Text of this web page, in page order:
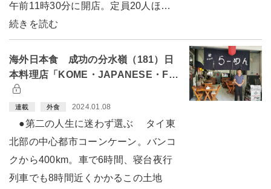
午前11時30分に開店。定員20人ほ…
続きを読む
海外日本食 成功の分水嶺（181）日
本料理店「KOME・JAPANESE・F…
連載 外食 2024.01.08
●第二の人生に迷わず選ぶ タイ東
北部の中心都市コーンケーン。バンコ
クから400km。車で6時間、寝台夜行
列車でも8時間近くかかるこの土地